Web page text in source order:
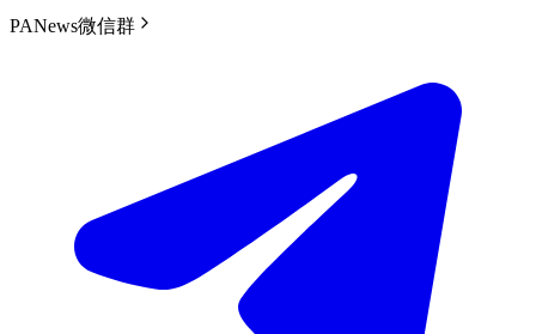
PANews微信群